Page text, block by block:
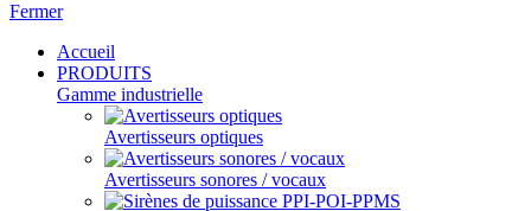
Fermer
Accueil
PRODUITS
Gamme industrielle
Avertisseurs optiques
Avertisseurs sonores / vocaux